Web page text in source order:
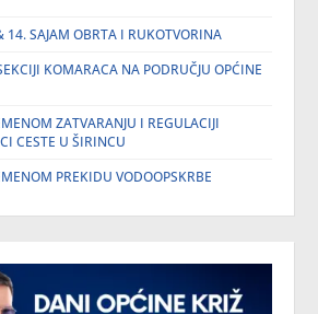
14. SAJAM OBRTA I RUKOTVORINA
KOMARACA NA PODRUČJU OPĆINE
ZATVARANJU I REGULACIJI
CESTE U ŠIRINCU
PREKIDU VODOOPSKRBE